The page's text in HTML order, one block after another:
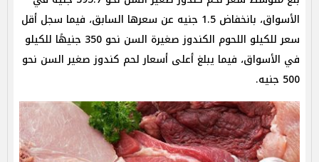
الأسواق، بانخفاض 1.5 جنيه عن سعرها السابق، فيما سجل أقل
سعر للكيلو اللحوم الكندوز صغيرة السن نحو 350 جنيهًا للكيلو
في الأسواق، فيما يبلغ أعلى أسعار لحم كندوز صغير السن نحو
500 جنيه.